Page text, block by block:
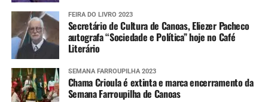
FEIRA DO LIVRO 2023
Secretário de Cultura de Canoas, Eliezer Pacheco
autografa “Sociedade e Política” hoje no Café
Literário
SEMANA FARROUPILHA 2023
Chama Crioula é extinta e marca encerramento da
Semana Farroupilha de Canoas